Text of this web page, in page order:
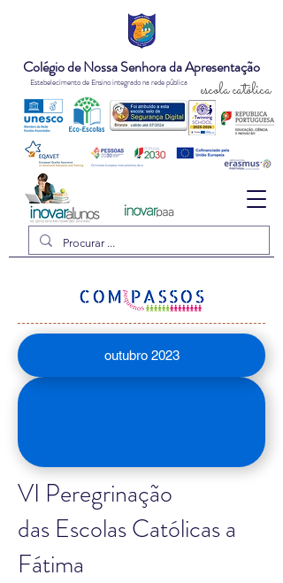
Colégio de Nossa Senhora da Apresentação
escola católica
Estabelecimento de Ensino integrado na rede pública
outubro 2023
VI Peregrinação
das Escolas Católicas a
Fátima